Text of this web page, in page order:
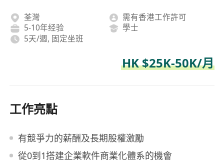
荃灣
需有香港工作許可
5-10年经验
學士
5天/週, 固定坐班
HK $25K-50K/月
工作亮點
有競爭力的薪酬及長期股權激勵
從0到1搭建企業軟件商業化體系的機會